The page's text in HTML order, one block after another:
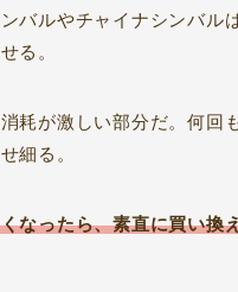
バルやチャイナシンバル
る。
耗が激しい部分だ。何回
細る。
なったら、素直に買い換